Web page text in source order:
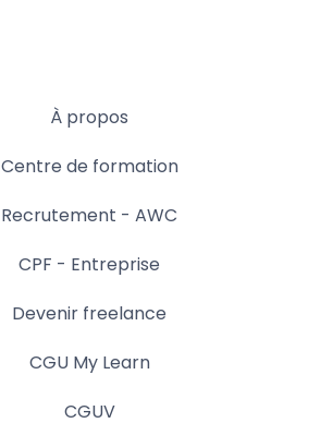
À propos
Centre de formation
Recrutement - AWC
CPF - Entreprise
Devenir freelance
CGU My Learn
CGUV